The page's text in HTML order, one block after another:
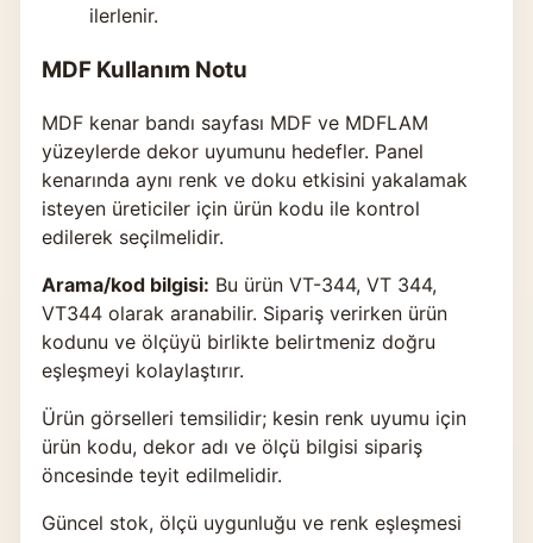
ilerlenir.
MDF Kullanım Notu
MDF kenar bandı sayfası MDF ve MDFLAM
yüzeylerde dekor uyumunu hedefler. Panel
kenarında aynı renk ve doku etkisini yakalamak
isteyen üreticiler için ürün kodu ile kontrol
edilerek seçilmelidir.
Arama/kod bilgisi: Bu ürün VT-344, VT 344,
VT344 olarak aranabilir. Sipariş verirken ürün
kodunu ve ölçüyü birlikte belirtmeniz doğru
eşleşmeyi kolaylaştırır.
Ürün görselleri temsilidir; kesin renk uyumu için
ürün kodu, dekor adı ve ölçü bilgisi sipariş
öncesinde teyit edilmelidir.
Güncel stok, ölçü uygunluğu ve renk eşleşmesi